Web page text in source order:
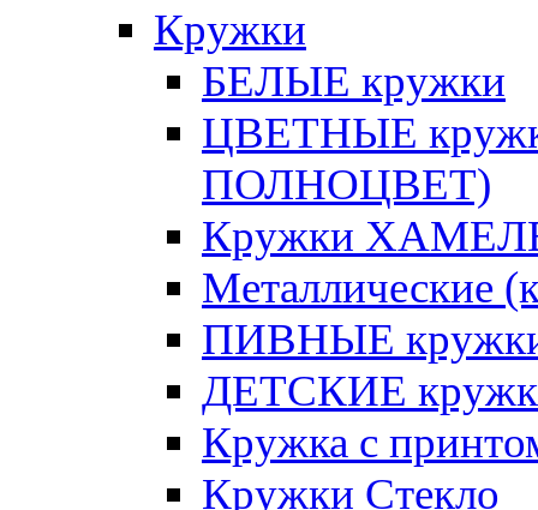
Кружки
БЕЛЫЕ кружки
ЦВЕТНЫЕ
ПОЛНОЦВЕТ)
Кружки
Металлические
ПИВНЫЕ
ДЕТСКИЕ
Кружка с
Кружки Стекло